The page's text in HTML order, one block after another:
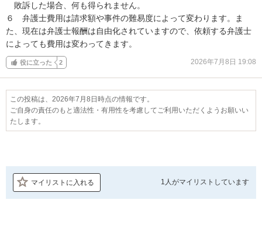
敗訴した場合、何も得られません。
６　弁護士費用は請求額や事件の難易度によって変わります。ま
た、現在は弁護士報酬は自由化されていますので、依頼する弁護士
によっても費用は変わってきます。
役に立った 2 2026年7月8日 19:08
この投稿は、2026年7月8日時点の情報です。
ご自身の責任のもと適法性・有用性を考慮してご利用いただくようお願いい
たします。
マイリストに入れる 1人がマイリストしています